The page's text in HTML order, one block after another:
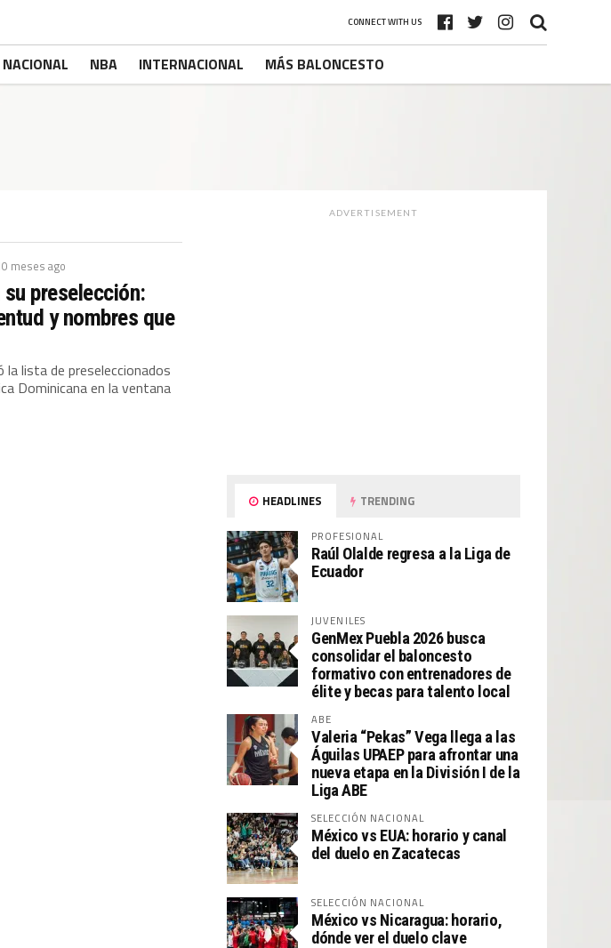
CONNECT WITH US
NBA INTERNACIONAL MÁS BALONCESTO
meses ago
preselección:
y nombres que
lista de preseleccionados
Dominicana en la ventana
ADVERTISEMENT
HEADLINES TRENDING
PROFESIONAL
Raúl Olalde regresa a la Liga de
Ecuador
JUVENILES
GenMex Puebla 2026 busca
consolidar el baloncesto
formativo con entrenadores de
élite y becas para talento local
ABE
Valeria “Pekas” Vega llega a las
Águilas UPAEP para afrontar una
nueva etapa en la División I de la
Liga ABE
SELECCIÓN NACIONAL
México vs EUA: horario y canal
del duelo en Zacatecas
SELECCIÓN NACIONAL
México vs Nicaragua: horario,
dónde ver el duelo clave